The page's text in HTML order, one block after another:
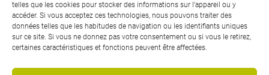
telles que les cookies pour stocker des informations sur l'appareil ou y
accéder. Si vous acceptez ces technologies, nous pouvons traiter des
données telles que les habitudes de navigation ou les identifiants uniques
sur ce site. Si vous ne donnez pas votre consentement ou si vous le retirez,
certaines caractéristiques et fonctions peuvent être affectées.
E-Mail:
mail@bfb-bielbienne.ch